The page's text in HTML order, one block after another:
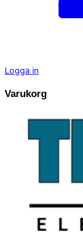
Logga in
Varukorg
Hoppa